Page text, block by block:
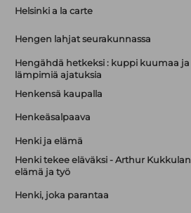
Helsinki a la carte
Hengen lahjat seurakunnassa
Hengähdä hetkeksi : kuppi kuumaa ja
lämpimiä ajatuksia
Henkensä kaupalla
Henkeäsalpaava
Henki ja elämä
Henki tekee eläväksi - Arthur Kukkulan
elämä ja työ
Henki, joka parantaa